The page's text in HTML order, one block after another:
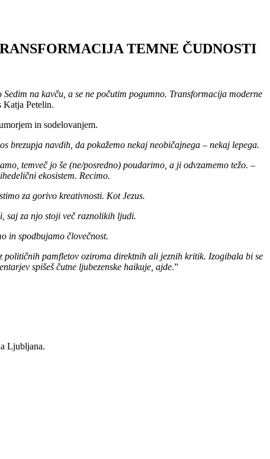
TEMNE ČUDNOSTI
Sedim na kavču, a se ne počutim pogumno. Transformacija moderne
Katja Petelin.
in sodelovanjem.
brezupja navdih, da pokažemo nekaj neobičajnega – nekaj lepega.
temveč jo še (ne/posredno) poudarimo, a ji odvzamemo težo. –
ekosistem. Recimo.
za gorivo kreativnosti. Kot Jezus.
saj za njo stoji več raznolikih ljudi.
in spodbujamo človečnost.
političnih pamfletov oziroma direktnih ali jeznih kritik. Izogibala bi se
spišeš čutne ljubezenske haikuje, ajde.”
Ljubljana.